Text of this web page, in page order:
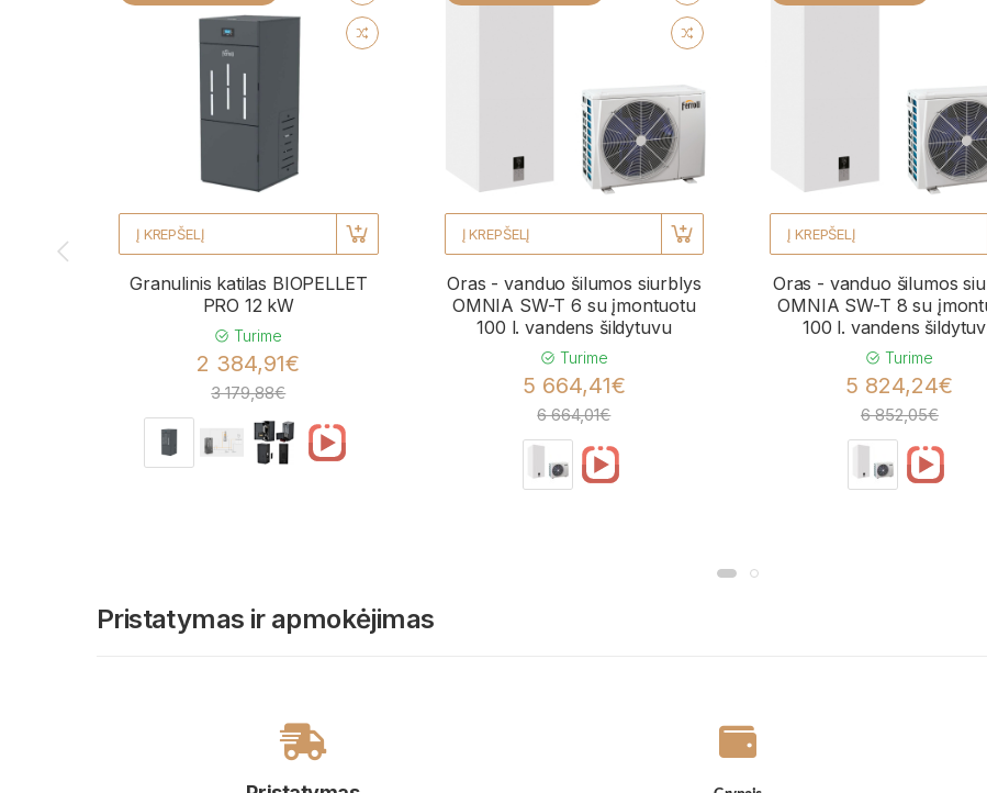
Į KREPŠELĮ
Granulinis katilas BIOPELLET
PRO 12 kW
Turime
2 384,91€
3 179,88€
Į KREPŠELĮ
Oras - vanduo šilumos siurblys
OMNIA SW-T 6 su įmontuotu
100 l. vandens šildytuvu
Turime
5 664,41€
6 664,01€
Į KREPŠELĮ
Oras - vanduo šilumos
OMNIA SW-T 8 su
100 l. vandens
Turime
5 824,24€
6 852,05€
Pristatymas ir apmokėjimas